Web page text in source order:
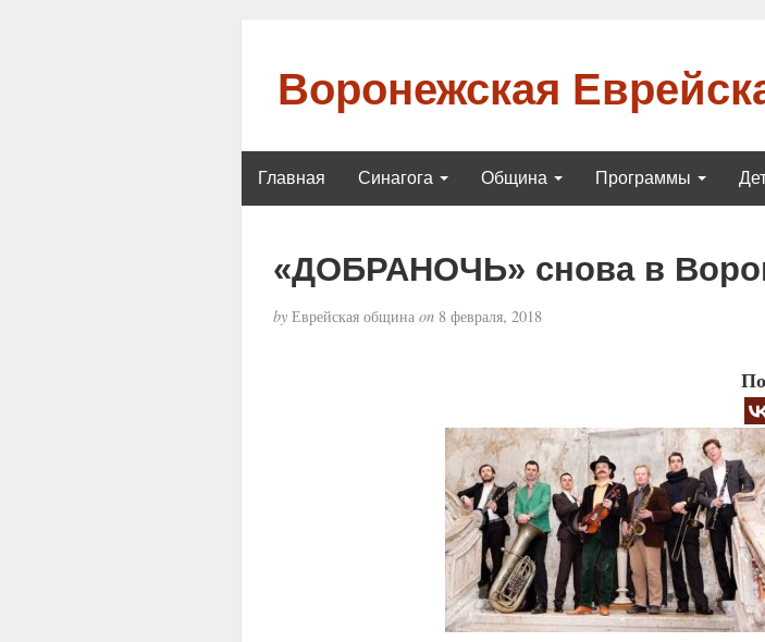
Воронежская
Главная Синагога Община Программы
«ДОБРАНОЧЬ» снова в
byЕврейская община on8 февраля, 2018